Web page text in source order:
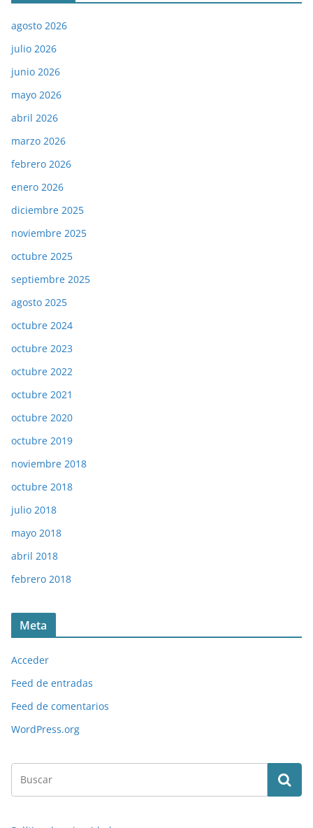
agosto 2026
julio 2026
junio 2026
mayo 2026
abril 2026
marzo 2026
febrero 2026
enero 2026
diciembre 2025
noviembre 2025
octubre 2025
septiembre 2025
agosto 2025
octubre 2024
octubre 2023
octubre 2022
octubre 2021
octubre 2020
octubre 2019
noviembre 2018
octubre 2018
julio 2018
mayo 2018
abril 2018
febrero 2018
Meta
Acceder
Feed de entradas
Feed de comentarios
WordPress.org